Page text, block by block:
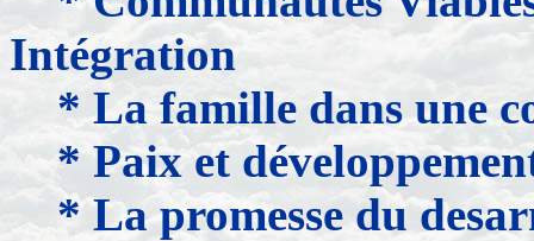
Intégration
* La famille dans une
* Paix et
* La promesse du